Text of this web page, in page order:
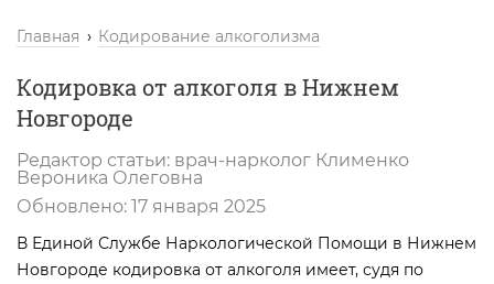
Главная Кодирование алкоголизма
Кодировка от алкоголя в Нижнем
Новгороде
Редактор статьи: врач-нарколог Клименко
Вероника Олеговна
Обновлено: 17 января 2025
В Единой Службе Наркологической Помощи в Нижнем
Новгороде кодировка от алкоголя имеет, судя по